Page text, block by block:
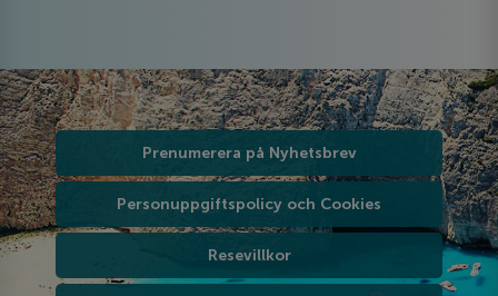
Prenumerera på Nyhetsbrev
Personuppgiftspolicy och Cookies
Resevillkor